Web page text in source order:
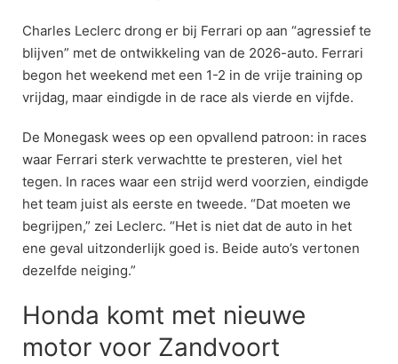
Charles Leclerc drong er bij Ferrari op aan “agressief te
blijven” met de ontwikkeling van de 2026-auto. Ferrari
begon het weekend met een 1-2 in de vrije training op
vrijdag, maar eindigde in de race als vierde en vijfde.
De Monegask wees op een opvallend patroon: in races
waar Ferrari sterk verwachtte te presteren, viel het
tegen. In races waar een strijd werd voorzien, eindigde
het team juist als eerste en tweede. “Dat moeten we
begrijpen,” zei Leclerc. “Het is niet dat de auto in het
ene geval uitzonderlijk goed is. Beide auto’s vertonen
dezelfde neiging.”
Honda komt met nieuwe
motor voor Zandvoort